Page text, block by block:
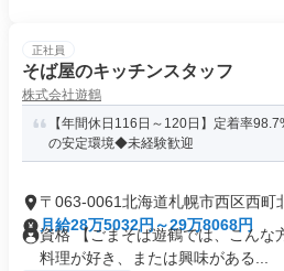
正社員
そば屋のキッチンスタッフ
株式会社遊鶴
【年間休日116日～120日】定着率
の安定環境◆未経験歓迎
〒063-0061北海道札幌市西区西町
月給28万5032円～29万8068円
資格 【ごまそば遊鶴では、こんな
料理が好き、または興味がある...